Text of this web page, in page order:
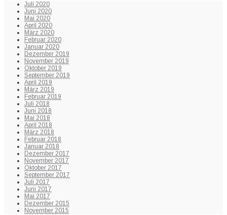
Juli 2020
Juni 2020
Mai 2020
April 2020
März 2020
Februar 2020
Januar 2020
Dezember 2019
November 2019
Oktober 2019
September 2019
April 2019
März 2019
Februar 2019
Juli 2018
Juni 2018
Mai 2018
April 2018
März 2018
Februar 2018
Januar 2018
Dezember 2017
November 2017
Oktober 2017
September 2017
Juli 2017
Juni 2017
Mai 2017
Dezember 2015
November 2015